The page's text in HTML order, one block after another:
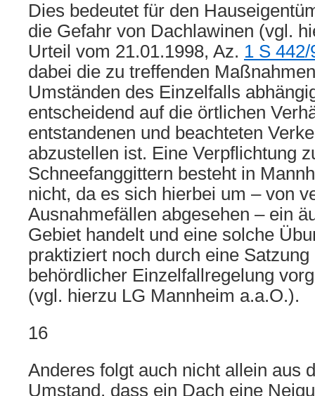
Dies bedeutet für den
die Gefahr von Dachlawinen (vgl.
Urteil vom 21.01.1998, Az. 1 S 442/
dabei die zu treffenden
Umständen des Einzelfalls
entscheidend auf die örtlichen
entstandenen und beachteten
abzustellen ist. Eine Verpflichtung
Schneefanggittern besteht in
nicht, da es sich hierbei um – von
Ausnahmefällen abgesehen – ein
Gebiet handelt und eine solche
praktiziert noch durch eine Satzung
behördlicher Einzelfallregelung
(vgl. hierzu LG Mannheim a.a.O.).
16
Anderes folgt auch nicht allein aus
Umstand, dass ein Dach eine